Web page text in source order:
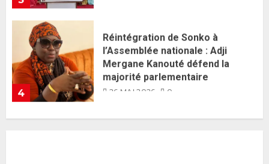
4
5
Guy Marius Sagna inquiet après la
nomination d’Al Aminou Lo : «
J’espère me tromper »